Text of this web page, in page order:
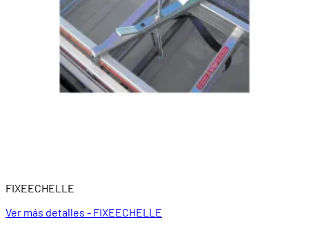
FIXEECHELLE
Ver más detalles - FIXEECHELLE